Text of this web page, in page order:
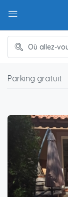
Parking gratuit